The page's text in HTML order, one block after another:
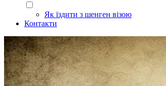
Як їздити з шенген візою
Контакти